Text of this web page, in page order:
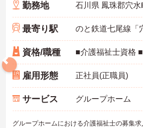
勤務地
最寄り駅
資格/職種
雇用形態 正社員(正職員)
サービス グループホーム
グループホームにおける介護福祉士の募集求